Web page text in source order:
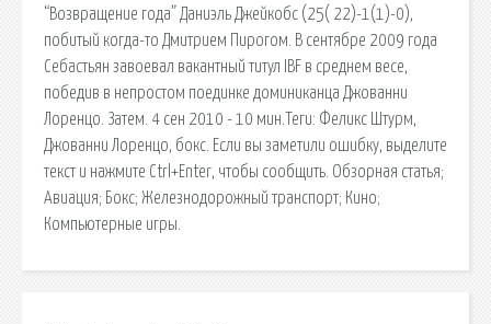
“Возвращение года” Даниэль Джейкобс (25( 22)-1(1)-0),
побитый когда-то Дмитрием Пирогом. В сентябре 2009 года
Себастьян завоевал вакантный титул IBF в среднем весе,
победив в непростом поединке доминиканца Джованни
Лоренцо. Затем. 4 сен 2010 - 10 мин.Теги: Феликс Штурм,
Джованни Лоренцо, бокс. Если вы заметили ошибку, выделите
текст и нажмите Ctrl+Enter, чтобы сообщить. Обзорная статья;
Авиация; Бокс; Железнодорожный транспорт; Кино;
Компьютерные игры.